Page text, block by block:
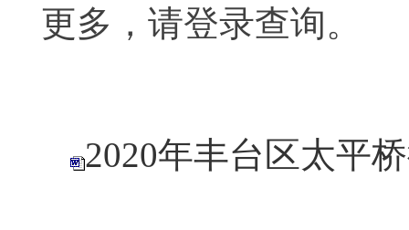
更多，请登录查询。
2020年丰台区太平